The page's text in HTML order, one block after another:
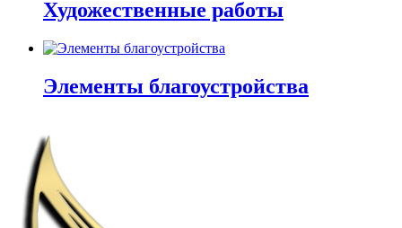
Художественные работы
Элементы благоустройства